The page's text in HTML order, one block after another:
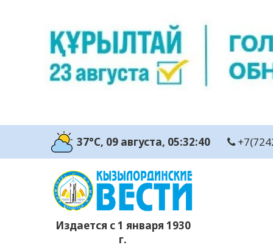
37°C, 09 августа, 05:32:41
Издается с 1 января 1930
г.